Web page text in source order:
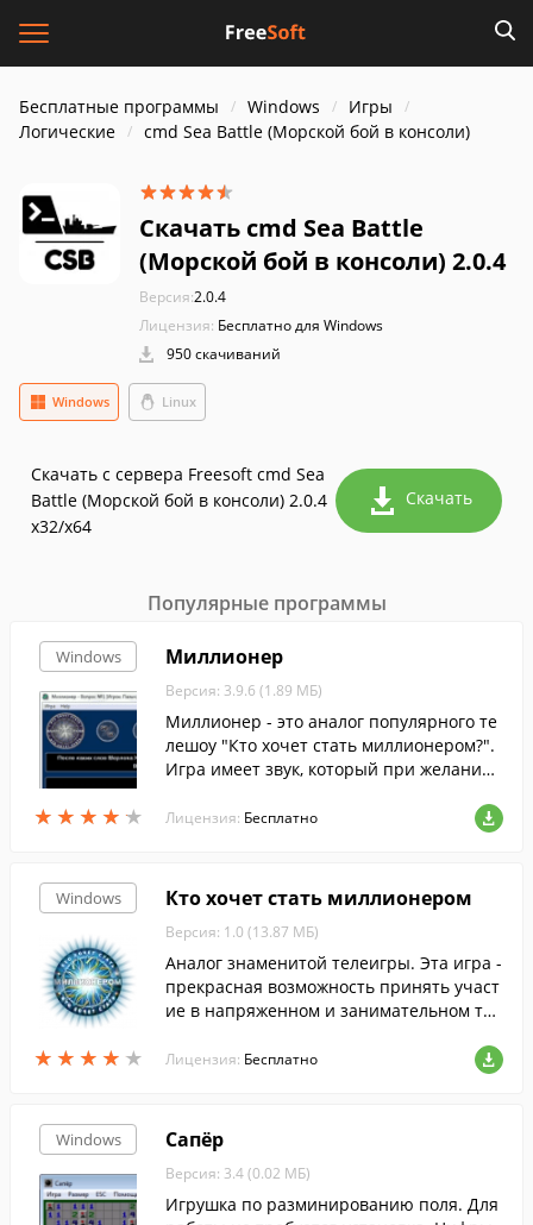
Бесплатные программы Windows
Игры
Логические
cmd Sea Battle (Морской бой в консоли)
Скачать cmd Sea Battle
(Морской бой в консоли) 2.0.4
Версия:2.0.4
Лицензия: Бесплатно для Windows
950 скачиваний
Windows Linux
Скачать с сервера Freesoft cmd Sea
Battle (Морской бой в консоли) 2.0.4
x32/x64
Скачать
Популярные программы
Windows
★ ★ ★ ★ ★
★ ★ ★ ★ ★
Миллионер
Версия: 3.9.6 (1.89 МБ)
Миллионер - это аналог популярного те
лешоу "Кто хочет стать миллионером?".
Игра имеет звук, который при желании
Лицензия: Бесплатно
Windows
★ ★ ★ ★ ★
★ ★ ★ ★ ★
Кто хочет стать миллионером
Версия: 1.0 (13.87 МБ)
Аналог знаменитой телеигры. Эта игра -
прекрасная возможность принять участ
ие в напряженном и занимательном тел
Лицензия: Бесплатно
Windows Сапёр
Версия: 3.4 (0.02 МБ)
Игрушка по разминированию поля. Для